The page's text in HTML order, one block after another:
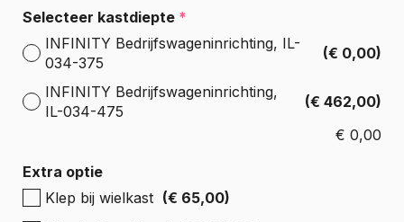
Selecteer kastdiepte *
INFINITY Bedrijfswageninrichting, IL-
034-375
(€ 0,00)
INFINITY Bedrijfswageninrichting,
IL-034-475
(€ 462,00)
€ 0,00
Extra optie
Klep bij wielkast (€ 65,00)